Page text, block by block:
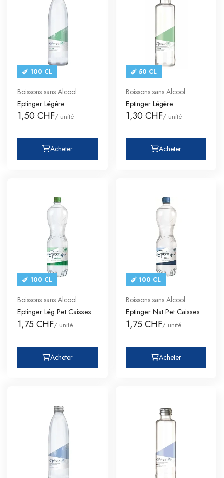
100 CL
Boissons sans Alcool
Eptinger Légère
1,50 CHF/ unité
Acheter
50 CL
Boissons sans Alcool
Eptinger Légère
1,30 CHF/ unité
Acheter
100 CL
Boissons sans Alcool
Eptinger Lég Pet Caisses
1,75 CHF/ unité
Acheter
100 CL
Boissons sans Alcool
Eptinger Nat Pet Caisses
1,75 CHF/ unité
Acheter